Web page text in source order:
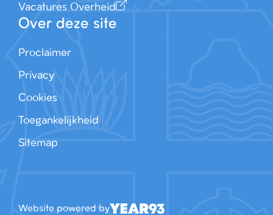
Vacatures Overheid
Over deze site
Proclaimer
Privacy
Cookies
Toegankelijkheid
Sitemap
Website powered by